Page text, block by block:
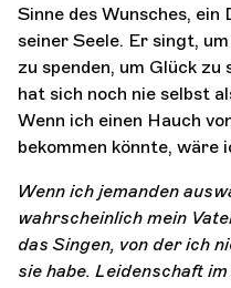
Sinne des Wunsches, ein
seiner Seele. Er singt,
zu spenden, um Glück zu
hat sich noch nie selbst
Wenn ich einen Hauch
bekommen könnte, wäre
Wenn ich jemanden
wahrscheinlich mein
das Singen, von der ich
sie habe. Leidenschaft